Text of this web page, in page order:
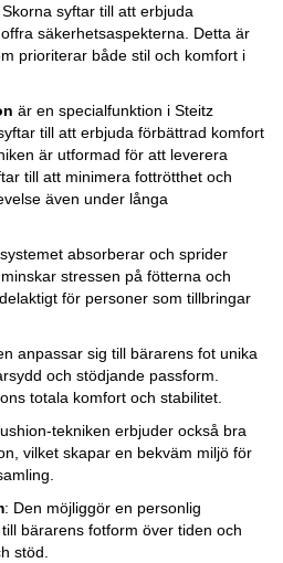
syftar till att erbjuda
säkerhetsaspekterna. Detta är
prioriterar både stil och komfort i
är en specialfunktion i Steitz
till att erbjuda förbättrad komfort
är utformad för att leverera
till att minimera fottrötthet och
även under långa
absorberar och sprider
stressen på fötterna och
för personer som tillbringar
anpassar sig till bärarens fot unika
och stödjande passform.
totala komfort och stabilitet.
tekniken erbjuder också bra
vilket skapar en bekväm miljö för
: Den möjliggör en personlig
bärarens fotform över tiden och
stöd.